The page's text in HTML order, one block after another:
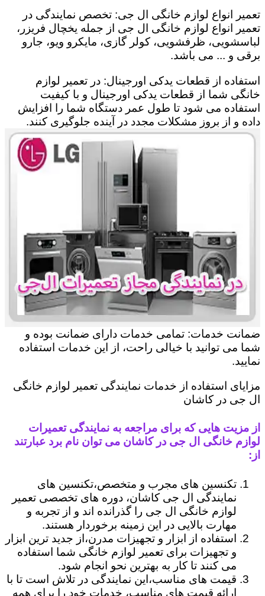
تعمیر انواع لوازم خانگی ال جی: تخصص نمایندگی در
تعمیر انواع لوازم خانگی ال جی از جمله یخچال فریزر،
لباسشویی، ظرفشویی، کولر گازی، مایکرو ویو، جارو
برقی و ... می باشد.
استفاده از قطعات یدکی اورجینال: در تعمیر لوازم
خانگی شما از قطعات یدکی اورجینال و با کیفیت
استفاده می شود تا طول عمر دستگاه شما را افزایش
داده و از بروز مشکلات مجدد در آینده جلوگیری کنند.
ضمانت خدمات: تمامی خدمات دارای ضمانت بوده و
شما می توانید با خیالی راحت، از این خدمات استفاده
نمایید.
مزایای استفاده از خدمات نمایندگی تعمیر لوازم خانگی
ال جی در کاشان
از مزیت هایی که برای مراجعه به نمایندگی تعمیرات
لوازم خانگی ال جی در کاشان می توان نام برد عبارتند
از:
تکنسین های مجرب و متخصص،تکنسین های
نمایندگی ال جی کاشان، دوره های تخصصی تعمیر
لوازم خانگی ال جی را گذرانده اند و از تجربه و
مهارت بالایی در این زمینه برخوردار هستند.
استفاده از ابزار و تجهیزات مدرن،از جدید ترین ابزار
و تجهیزات برای تعمیر لوازم خانگی شما استفاده
می کنند تا کار به بهترین نحو انجام شود.
قیمت های مناسب،این نمایندگی در تلاش است تا با
ارائه قیمت های مناسب، خدمات خود را برای همه